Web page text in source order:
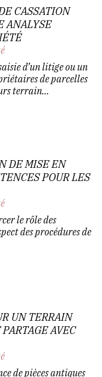
CASSATION
ANALYSE
d’un litige ou un
de parcelles
terrain...
DE MISE EN
POUR LES
le rôle des
des procédures de
UN TERRAIN
AVEC
de pièces antiques